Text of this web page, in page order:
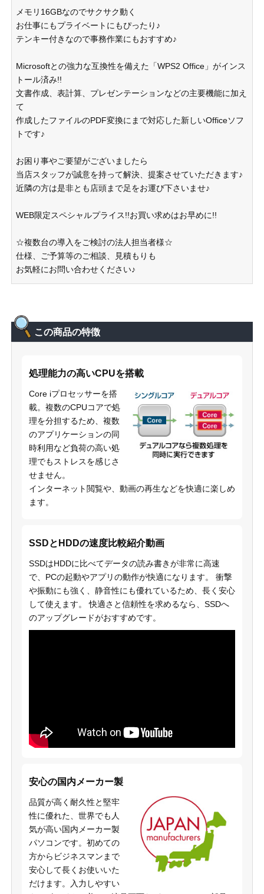
メモリ16GBなのでサクサク動く
お仕事にもプライベートにもぴったり♪
テンキー付きなので事務作業にもおすすめ♪
Microsoftとの強力な互換性を備えた「WPS2 Office」がインス
トール済み!!
文書作成、表計算、プレゼンテーションなどの主要機能に加え
て
作成したファイルのPDF変換にまで対応した新しいOfficeソフ
トです♪
お困り事やご要望がございましたら
当店スタッフが誠意を持って解決、提案させていただきます♪
近隣の方は是非とも店頭まで足をお運び下さいませ♪
WEB限定スペシャルプライス!!お買い求めはお早めに!!
☆複数台の導入をご検討の法人担当者様☆
仕様、ご予算等のご相談、見積もりも
お気軽にお問い合わせください♪
この商品の特徴
処理能力の高いCPUを搭載
Core iプロセッサーを搭
載。複数のCPUコアで処
理を分担するため、複数
のアプリケーションの同
時利用など負荷の高い処
理でもストレスを感じさ
せません。
インターネット閲覧や、動画の再生などを快適に楽しめ
ます。
SSDとHDDの速度比較紹介動画
SSDはHDDに比べてデータの読み書きが非常に高速
で、PCの起動やアプリの動作が快適になります。 衝撃
や振動にも強く、静音性にも優れているため、長く安心
して使えます。 快適さと信頼性を求めるなら、SSDへ
のアップグレードがおすすめです。
安心の国内メーカー製
品質が高く耐久性と堅牢
性に優れた、世界でも人
気が高い国内メーカー製
パソコンです。初めての
方からビジネスマンまで
安心して長くお使いいた
だけます。入力しやすい